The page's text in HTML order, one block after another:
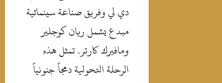
دي لي وفريق صناعة سينمائية
مبدع يشمل ريان كوجلير
ومافيرك كارتر. تمثل هذه
الرحلة التحولية دمجاً جنونياً